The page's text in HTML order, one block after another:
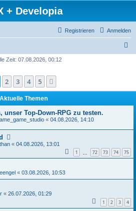
+ Developia
Anmelden
Registrieren
e
Zeit: 07.08.2026, 00:12
2 3 4 5
Aktuelle Themen
unser Top-Down-RPG zu testen.
« 04.08.2026, 14:10
« 04.08.2026, 13:01
1 72 73 74 75
« 03.08.2026, 10:53
« 26.07.2026, 01:29
1 2 3 4